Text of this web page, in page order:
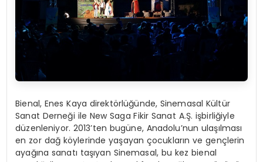
Bienal, Enes Kaya direktörlüğünde, Sinemasal Kültür
Sanat Derneği ile New Saga Fikir Sanat A.Ş. işbirliğiyle
düzenleniyor. 2013’ten bugüne, Anadolu’nun ulaşılması
en zor dağ köylerinde yaşayan çocukların ve gençlerin
ayağına sanatı taşıyan Sinemasal, bu kez bienal